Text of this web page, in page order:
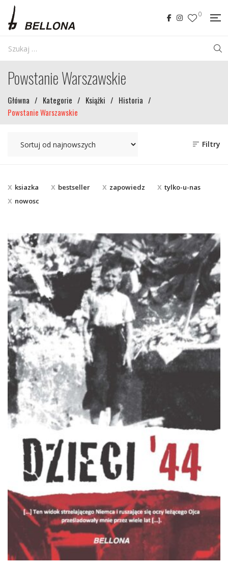
0
Powstanie Warszawskie
Główna / Kategorie / Książki / Historia /
Powstanie Warszawskie
Filtry
ksiazka bestseller zapowiedz
tylko-u-nas
nowosc